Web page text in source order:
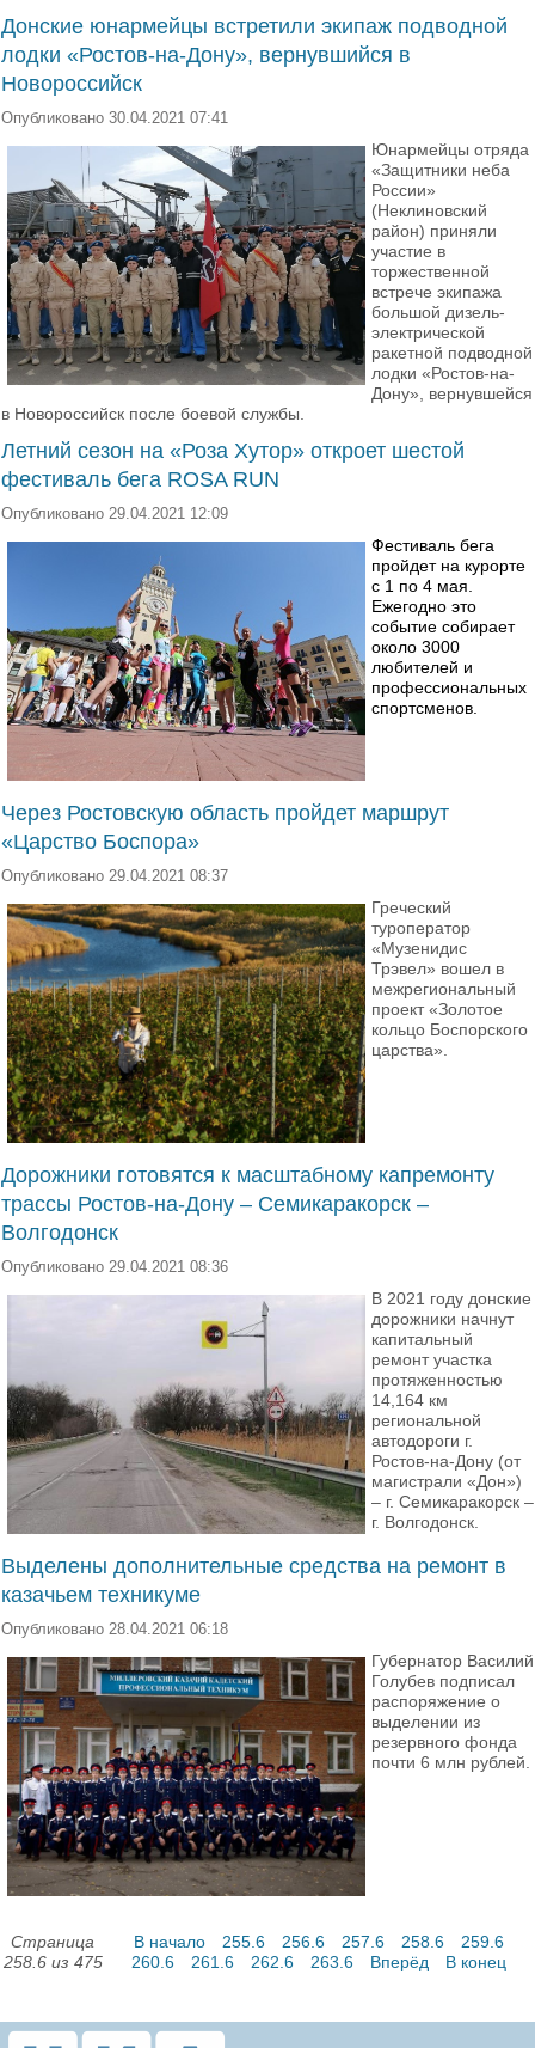
Донские юнармейцы встретили экипаж подводной
лодки «Ростов-на-Дону», вернувшийся в
Новороссийск
Опубликовано 30.04.2021 07:41
Юнармейцы отряда
«Защитники неба
России»
(Неклиновский
район) приняли
участие в
торжественной
встрече экипажа
большой дизель-
электрической
ракетной подводной
лодки «Ростов-на-
Дону», вернувшейся
в Новороссийск после боевой службы.
Летний сезон на «Роза Хутор» откроет шестой
фестиваль бега ROSA RUN
Опубликовано 29.04.2021 12:09
Фестиваль бега
пройдет на курорте
с 1 по 4 мая.
Ежегодно это
событие собирает
около 3000
любителей и
профессиональных
спортсменов.
Через Ростовскую область пройдет маршрут
«Царство Боспора»
Опубликовано 29.04.2021 08:37
Греческий
туроператор
«Музенидис
Трэвел» вошел в
межрегиональный
проект «Золотое
кольцо Боспорского
царства».
Дорожники готовятся к масштабному капремонту
трассы Ростов-на-Дону – Семикаракорск –
Волгодонск
Опубликовано 29.04.2021 08:36
В 2021 году донские
дорожники начнут
капитальный
ремонт участка
протяженностью
14,164 км
региональной
автодороги г.
Ростов-на-Дону (от
магистрали «Дон»)
– г. Семикаракорск –
г. Волгодонск.
Выделены дополнительные средства на ремонт в
казачьем техникуме
Опубликовано 28.04.2021 06:18
Губернатор Василий
Голубев подписал
распоряжение о
выделении из
резервного фонда
почти 6 млн рублей.
Страница
258.6 из 475
В начало 255.6 256.6 257.6 258.6
259.6
260.6
261.6 262.6 263.6 Вперёд В конец